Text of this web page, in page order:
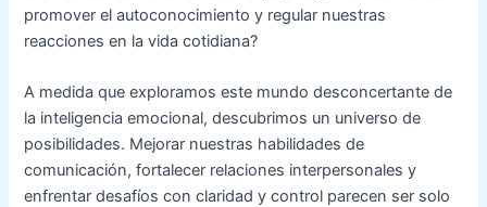
promover el autoconocimiento y regular nuestras
reacciones en la vida cotidiana?
A medida que exploramos este mundo desconcertante de
la inteligencia emocional, descubrimos un universo de
posibilidades. Mejorar nuestras habilidades de
comunicación, fortalecer relaciones interpersonales y
enfrentar desafíos con claridad y control parecen ser solo